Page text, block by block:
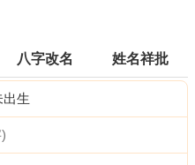
八字改名 姓名祥批
出生